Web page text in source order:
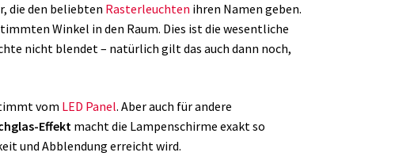
die den beliebten Rasterleuchten ihren Namen geben.
Winkel in den Raum. Dies ist die wesentliche
nicht blendet – natürlich gilt das auch dann noch,
vom LED Panel. Aber auch für andere
Effekt macht die Lampenschirme exakt so
und Abblendung erreicht wird.